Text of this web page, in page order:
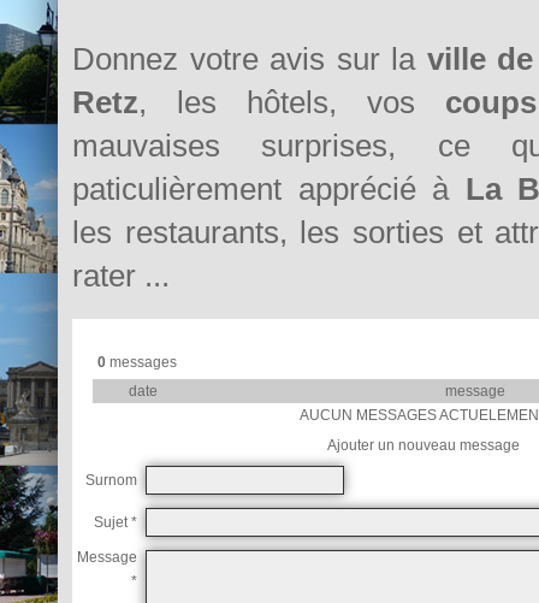
Donnez votre avis sur la ville
Retz, les hôtels, vos
mauvaises surprises, ce
paticulièrement apprécié à La
les restaurants, les sorties et
rater ...
0messages
date
message
AUCUN MESSAGES
Ajouter un nouveau message
Surnom
Sujet *
Message
*